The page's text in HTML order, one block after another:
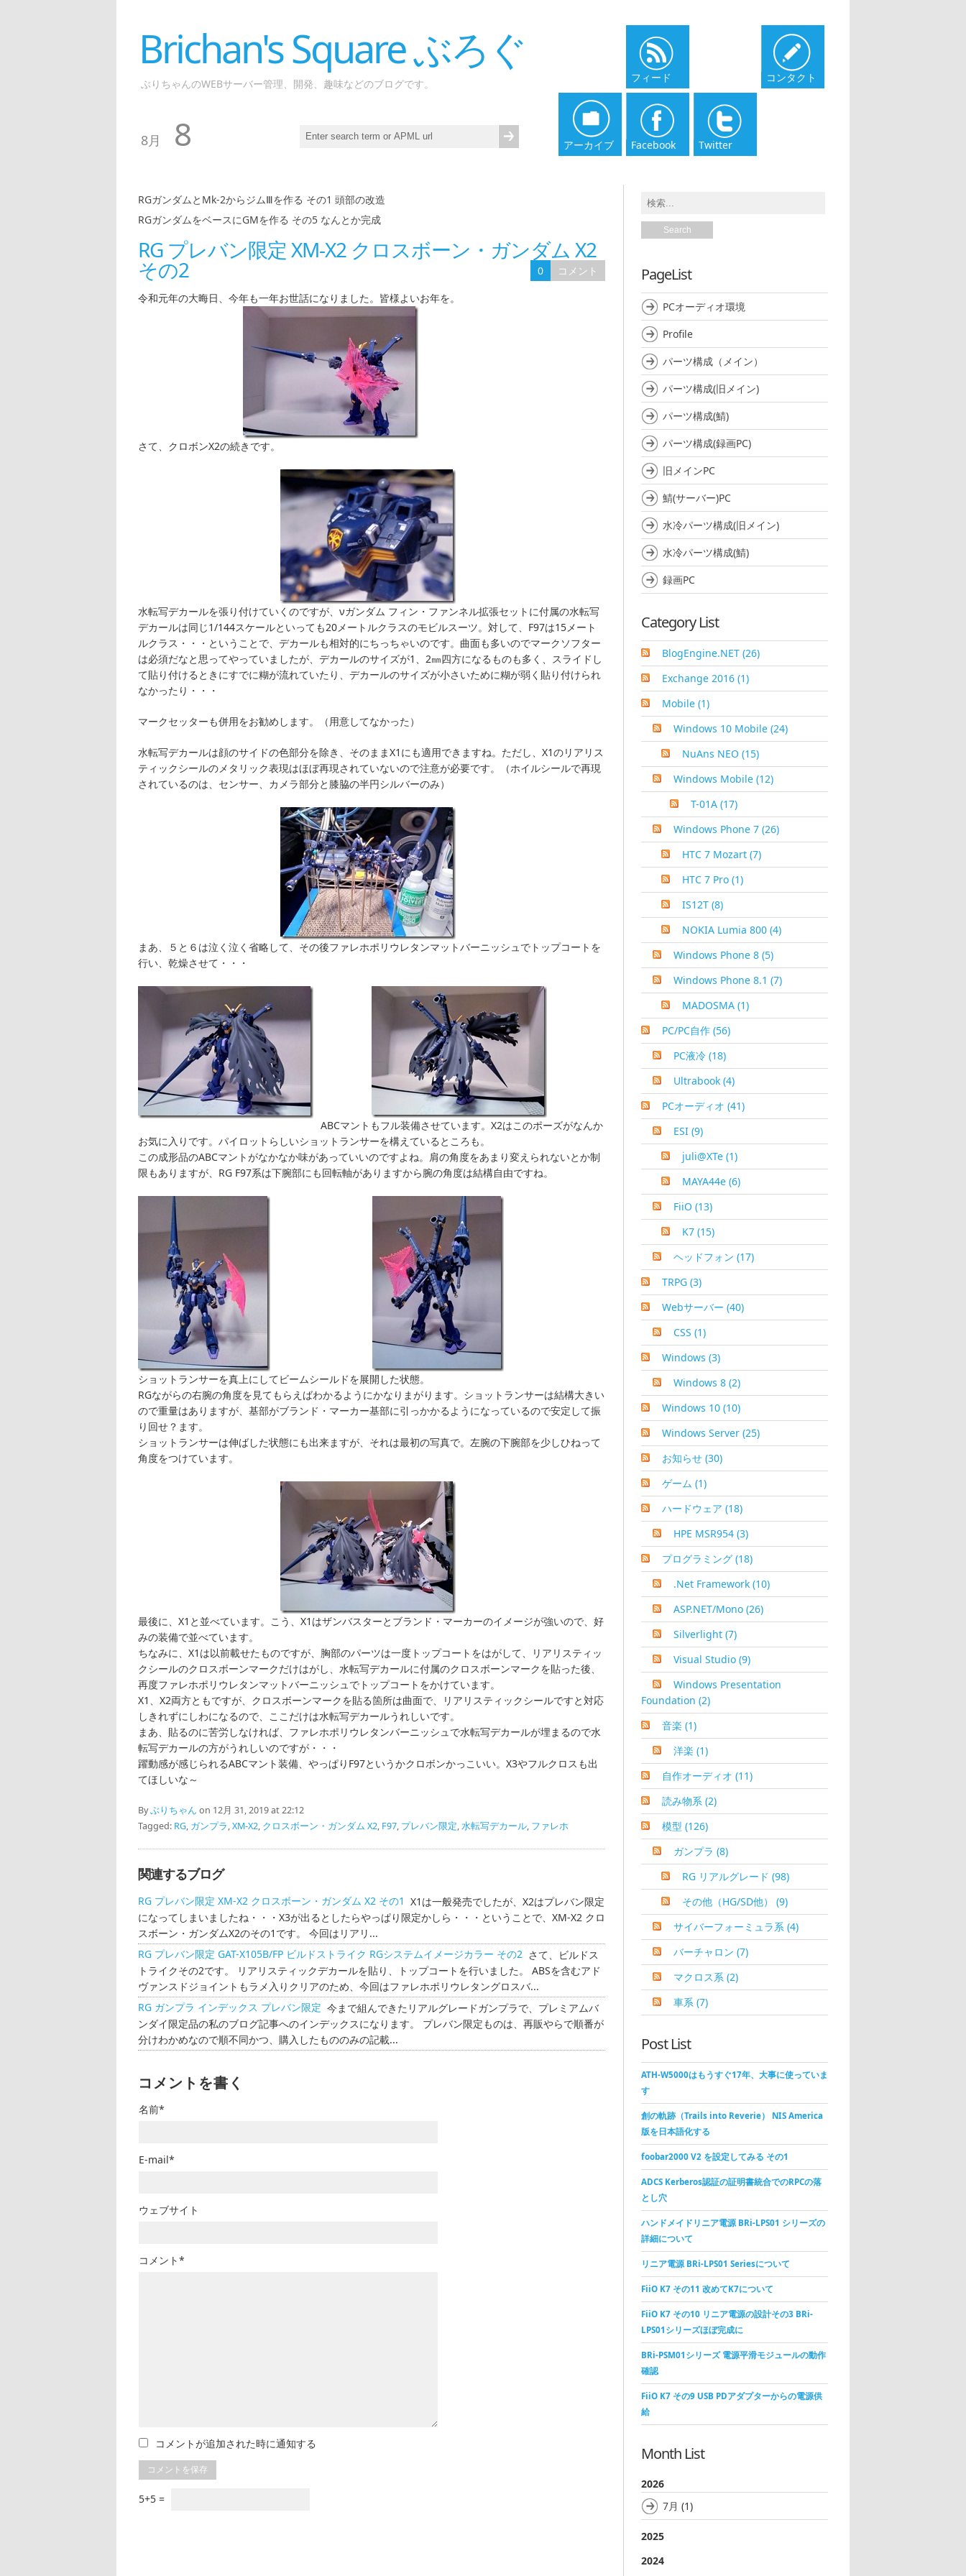
Brichan's Square ぶろぐ
ぶりちゃんのWEBサーバー管理、開発、趣味などのブログです。
8月 8
フィード コンタクト
アーカイブ Facebook Twitter
RGガンダムとMk-2からジムⅢを作る その1 頭部の改造
RGガンダムをベースにGMを作る その5 なんとか完成
RG プレバン限定 XM-X2 クロスボーン・ガンダム X2
その2 0
コメント
令和元年の大晦日、今年も一年お世話になりました。皆様よいお年を。
さて、クロボンX2の続きです。
水転写デカールを張り付けていくのですが、νガンダム フィン・ファンネル拡張セットに付属の水転写
デカールは同じ1/144スケールといっても20メートルクラスのモビルスーツ。対して、F97は15メート
ルクラス・・・ということで、デカールも相対的にちっちゃいのです。曲面も多いのでマークソフター
は必須だなと思ってやっていましたが、デカールのサイズが1、2㎜四方になるものも多く、スライドし
て貼り付けるときにすでに糊が流れていたり、デカールのサイズが小さいために糊が弱く貼り付けられ
なかったり・・・
マークセッターも併用をお勧めします。（用意してなかった）
水転写デカールは顔のサイドの色部分を除き、そのままX1にも適用できますね。ただし、X1のリアリス
ティックシールのメタリック表現はほぼ再現されていないので注意が必要です。（ホイルシールで再現
されているのは、センサー、カメラ部分と膝脇の半円シルバーのみ）
まあ、５と６は泣く泣く省略して、その後ファレホポリウレタンマットバーニッシュでトップコートを
行い、乾燥させて・・・
ABCマントもフル装備させています。X2はこのポーズがなんか
お気に入りです。パイロットらしいショットランサーを構えているところも。
この成形品のABCマントがなかなか味があっていいのですよね。肩の角度をあまり変えられないとか制
限もありますが、RG F97系は下腕部にも回転軸がありますから腕の角度は結構自由ですね。
ショットランサーを真上にしてビームシールドを展開した状態。
RGながらの右腕の角度を見てもらえばわかるようにかなりまがります。ショットランサーは結構大きい
ので重量はありますが、基部がブランド・マーカー基部に引っかかるようになっているので安定して振
り回せ？ます。
ショットランサーは伸ばした状態にも出来ますが、それは最初の写真で。左腕の下腕部を少しひねって
角度をつけています。
最後に、X1と並べています。こう、X1はザンバスターとブランド・マーカーのイメージが強いので、好
みの装備で並べています。
ちなみに、X1は以前載せたものですが、胸部のパーツは一度トップコートをはがして、リアリスティッ
クシールのクロスボーンマークだけはがし、水転写デカールに付属のクロスボーンマークを貼った後、
再度ファレホポリウレタンマットバーニッシュでトップコートをかけています。
X1、X2両方ともですが、クロスボーンマークを貼る箇所は曲面で、リアリスティックシールですと対応
しきれずにしわになるので、ここだけは水転写デカールうれしいです。
まあ、貼るのに苦労しなければ、ファレホポリウレタンバーニッシュで水転写デカールが埋まるので水
転写デカールの方がうれしいのですが・・・
躍動感が感じられるABCマント装備、やっぱりF97というかクロボンかっこいい。X3やフルクロスも出
てほしいな～
Byぶりちゃん on 12月 31, 2019 at 22:12
Tagged: RG, ガンプラ,XM-X2, クロスボーン・ガンダム X2, F97, プレバン限定,水転写デカール, ファレホ
関連するブログ
RG プレバン限定 XM-X2 クロスボーン・ガンダム X2 その1 X1は一般発売でしたが、X2はプレバン限定
になってしまいましたね・・・X3が出るとしたらやっぱり限定かしら・・・ということで、XM-X2 クロ
スボーン・ガンダムX2のその1です。 今回はリアリ...
RG プレバン限定 GAT-X105B/FP ビルドストライク RGシステムイメージカラー その2 さて、ビルドス
トライクその2です。 リアリスティックデカールを貼り、トップコートを行いました。 ABSを含むアド
ヴァンスドジョイントもラメ入りクリアのため、今回はファレホポリウレタングロスバ...
RG ガンプラ インデックス プレバン限定 今まで組んできたリアルグレードガンプラで、プレミアムバ
ンダイ限定品の私のブログ記事へのインデックスになります。 プレバン限定ものは、再販やらで順番が
分けわかめなので順不同かつ、購入したもののみの記載...
コメントを書く
名前*
E-mail*
ウェブサイト
コメント*
コメントが追加された時に通知する
5+5 =
PageList
PCオーディオ環境
Profile
パーツ構成（メイン）
パーツ構成(旧メイン)
パーツ構成(鯖)
パーツ構成(録画PC)
旧メインPC
鯖(サーバー)PC
水冷パーツ構成(旧メイン)
水冷パーツ構成(鯖)
録画PC
Category List
BlogEngine.NET (26)
Exchange 2016 (1)
Mobile (1)
Windows 10 Mobile (24)
NuAns NEO (15)
Windows Mobile (12)
T-01A (17)
Windows Phone 7 (26)
HTC 7 Mozart (7)
HTC 7 Pro (1)
IS12T (8)
NOKIA Lumia 800 (4)
Windows Phone 8 (5)
Windows Phone 8.1 (7)
MADOSMA (1)
PC/PC自作 (56)
PC液冷 (18)
Ultrabook (4)
PCオーディオ (41)
ESI (9)
juli@XTe (1)
MAYA44e (6)
FiiO (13)
K7 (15)
ヘッドフォン (17)
TRPG (3)
Webサーバー (40)
CSS (1)
Windows (3)
Windows 8 (2)
Windows 10 (10)
Windows Server (25)
お知らせ (30)
ゲーム (1)
ハードウェア (18)
HPE MSR954 (3)
プログラミング (18)
.Net Framework (10)
ASP.NET/Mono (26)
Silverlight (7)
Visual Studio (9)
Windows Presentation
Foundation (2)
音楽 (1)
洋楽 (1)
自作オーディオ (11)
読み物系 (2)
模型 (126)
ガンプラ (8)
RG リアルグレード (98)
その他（HG/SD他） (9)
サイバーフォーミュラ系 (4)
バーチャロン (7)
マクロス系 (2)
車系 (7)
Post List
ATH-W5000はもうすぐ17年、大事に使っていま
す
創の軌跡（Trails into Reverie） NIS America
版を日本語化する
foobar2000 V2 を設定してみる その1
ADCS Kerberos認証の証明書統合でのRPCの落
とし穴
ハンドメイドリニア電源 BRi-LPS01 シリーズの
詳細について
リニア電源 BRi-LPS01 Seriesについて
FiiO K7 その11 改めてK7について
FiiO K7 その10 リニア電源の設計その3 BRi-
LPS01シリーズほぼ完成に
BRi-PSM01シリーズ 電源平滑モジュールの動作
確認
FiiO K7 その9 USB PDアダプターからの電源供
給
Month List
2026
7月 (1)
2025
2024